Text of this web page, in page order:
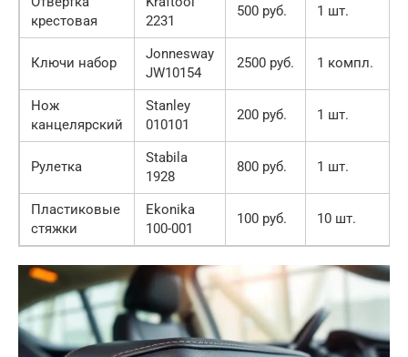
крестовая
2231
500 руб. 1 шт.
Ключи набор
Jonnesway
JW10154
2500 руб. 1 компл.
Нож
канцелярский
Stanley
010101
200 руб. 1 шт.
Рулетка
Stabila
1928
800 руб. 1 шт.
Пластиковые
стяжки
Ekonika
100-001
100 руб. 10 шт.